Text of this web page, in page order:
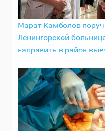
Марат Камболов
Ленингорской
направить в район